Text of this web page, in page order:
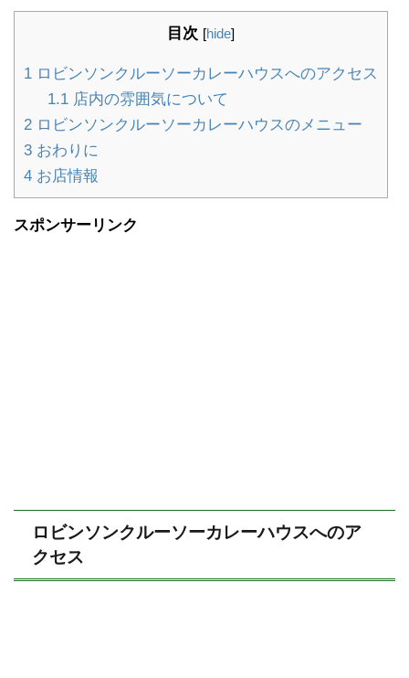
目次 [hide]
1 ロビンソンクルーソーカレーハウスへのアクセス
1.1店内の雰囲気について
2 ロビンソンクルーソーカレーハウスのメニュー
3 おわりに
4 お店情報
スポンサーリンク
ロビンソンクルーソーカレーハウスへのア
クセス